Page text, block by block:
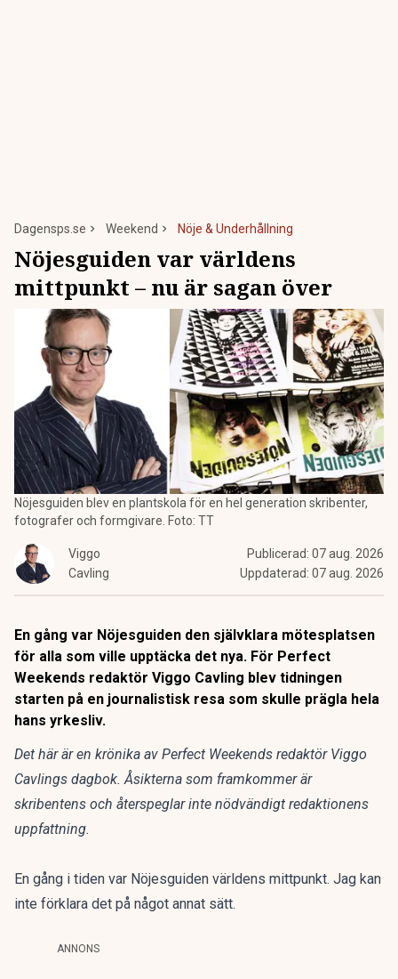
Dagensps.se Weekend Nöje & Underhållning
Nöjesguiden var världens
mittpunkt – nu är sagan över
Nöjesguiden blev en plantskola för en hel generation skribenter,
fotografer och formgivare. Foto: TT
Viggo
Cavling
Publicerad: 07 aug. 2026
Uppdaterad: 07 aug. 2026
En gång var Nöjesguiden den självklara mötesplatsen
för alla som ville upptäcka det nya. För Perfect
Weekends redaktör Viggo Cavling blev tidningen
starten på en journalistisk resa som skulle prägla hela
hans yrkesliv.
Det här är en krönika av Perfect Weekends redaktör Viggo
Cavlings dagbok. Åsikterna som framkommer är
skribentens och återspeglar inte nödvändigt redaktionens
uppfattning.
En gång i tiden var Nöjesguiden världens mittpunkt. Jag kan
inte förklara det på något annat sätt.
ANNONS